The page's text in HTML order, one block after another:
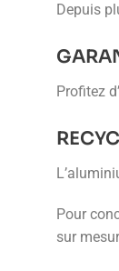
Depuis
Profitez
Pour
sur